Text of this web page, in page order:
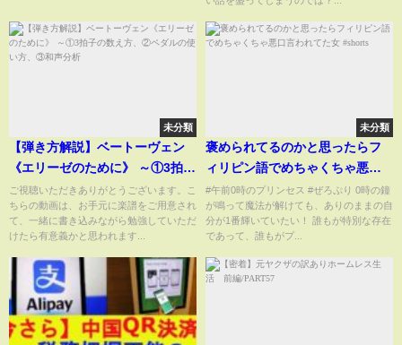
未分類
【弾き方解説】ベートーヴェン
《エリーゼのために》 ～①3拍子
の数え方、②ペダルの使い方、
③和声分析
ご視聴いただきありがとうございます。こ
ちらの動画は、お手元に楽譜をご用意され
て、一緒に書き込みながら勉強していただ
けたら有意義かと思われます...
未分類
褒められてるのかと思ったらフ
ィリピン語でめちゃくちゃ悪口
言われてた女 #shorts
#午前0時のプリンセス #ぜろぷり 0時の鐘
が鳴って魔法が解けても、ありのままの自
分が1番輝いていたい！ 誰もが特別な存在
であって、誰もがプ...